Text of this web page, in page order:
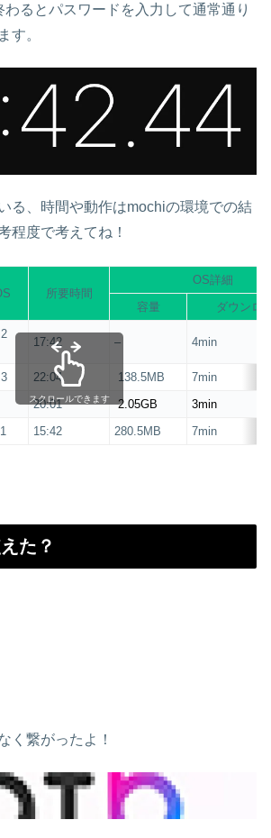
るとパスワードを入力して通常通り
す。
る、時間や動作はmochiの環境での結
程度で考えてね！
所要時間
OS詳細
容量
ダウンロ
17:42 – 4min
22:04 138.5MB
7min
20:01 2.05GB
3min
15:42 280.5MB 7min
スクロールできます
た？
く繋がったよ！